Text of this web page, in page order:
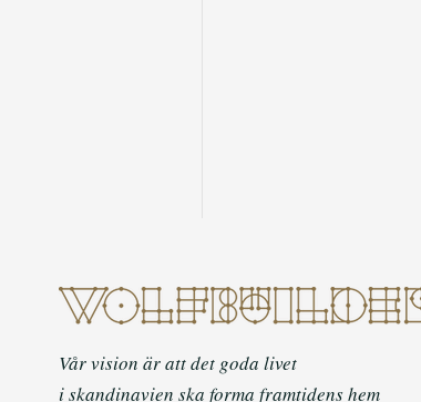
Vår vision är att det goda livet
i skandinavien ska forma framtidens hem